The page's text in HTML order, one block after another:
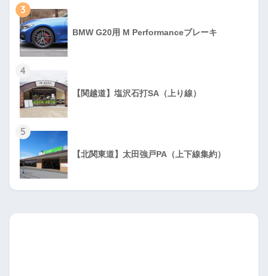
3
BMW G20用 M Performanceブレーキ
4
【関越道】塩沢石打SA（上り線）
5
【北関東道】太田強戸PA（上下線集約）